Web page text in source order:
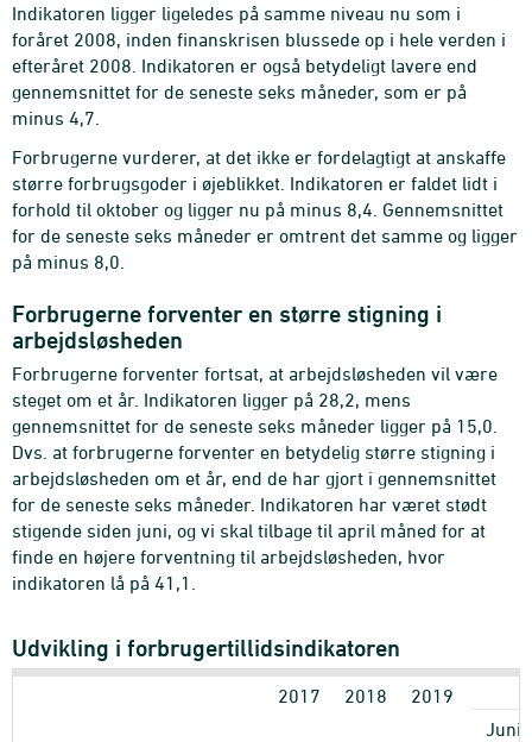
Indikatoren ligger ligeledes på samme niveau nu som i
foråret 2008, inden finanskrisen blussede op i hele verden i
efteråret 2008. Indikatoren er også betydeligt lavere end
gennemsnittet for de seneste seks måneder, som er på
minus 4,7.
Forbrugerne vurderer, at det ikke er fordelagtigt at anskaffe
større forbrugsgoder i øjeblikket. Indikatoren er faldet lidt i
forhold til oktober og ligger nu på minus 8,4. Gennemsnittet
for de seneste seks måneder er omtrent det samme og ligger
på minus 8,0.
Forbrugerne forventer en større stigning i
arbejdsløsheden
Forbrugerne forventer fortsat, at arbejdsløsheden vil være
steget om et år. Indikatoren ligger på 28,2, mens
gennemsnittet for de seneste seks måneder ligger på 15,0.
Dvs. at forbrugerne forventer en betydelig større stigning i
arbejdsløsheden om et år, end de har gjort i gennemsnittet
for de seneste seks måneder. Indikatoren har været stødt
stigende siden juni, og vi skal tilbage til april måned for at
finde en højere forventning til arbejdsløsheden, hvor
indikatoren lå på 41,1.
Udvikling i forbrugertillidsindikatoren
2017 2018
2019
Juni